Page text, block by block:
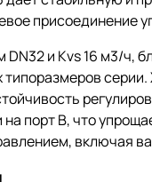
присоединение
и Kvs 16 м3/ч,
типоразмеров
на порт B, что
включая